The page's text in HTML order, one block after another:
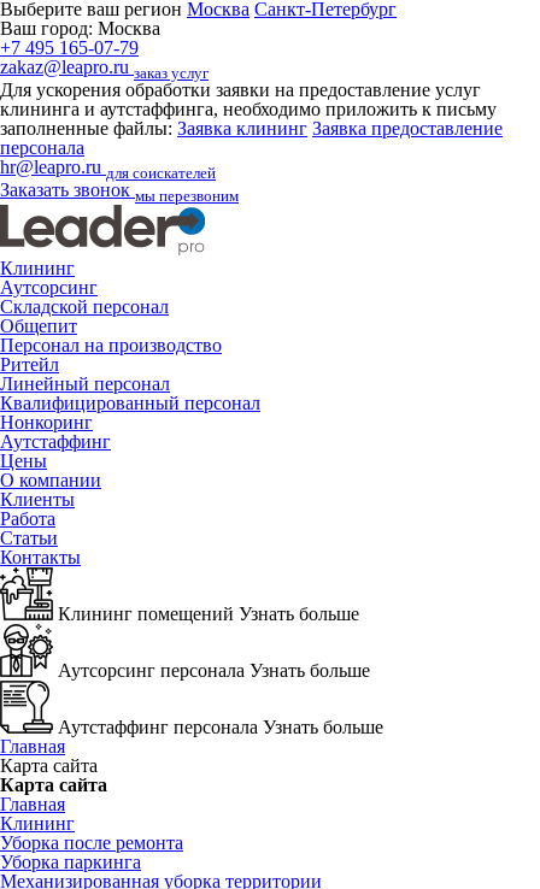
Выберите ваш регион Москва Санкт-Петербург
Ваш город: Москва
+7 495 165-07-79
zakaz@leapro.ru заказ услуг
Для ускорения обработки заявки на предоставление услуг
клининга и аутстаффинга, необходимо приложить к письму
заполненные файлы: Заявка клининг Заявка предоставление
персонала
hr@leapro.ru для соискателей
Заказать звонок мы перезвоним
Клининг
Аутсорсинг
Складской персонал
Общепит
Персонал на производство
Ритейл
Линейный персонал
Квалифицированный персонал
Нонкоринг
Аутстаффинг
Цены
О компании
Клиенты
Работа
Статьи
Контакты
Клининг помещений Узнать больше
Аутсорсинг персонала Узнать больше
Аутстаффинг персонала Узнать больше
Главная
Карта сайта
Карта сайта
Главная
Клининг
Уборка после ремонта
Уборка паркинга
Механизированная уборка территории